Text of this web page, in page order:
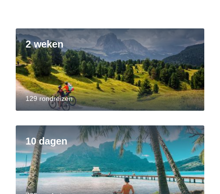
2 weken
129 rondreizen
10 dagen